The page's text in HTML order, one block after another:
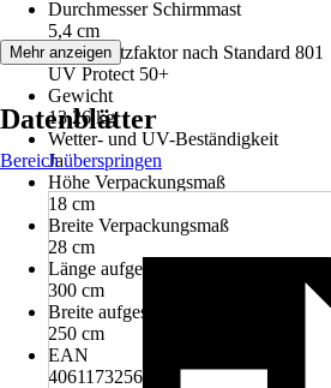
Durchmesser Schirmmast
5,4 cm
UV-Schutzfaktor nach Standard 801
UV Protect 50+
Gewicht
13,26 kg
Wetter- und UV-Beständigkeit
Ja
Höhe Verpackungsmaß
18 cm
Breite Verpackungsmaß
28 cm
Länge aufgespannter Schirm
300 cm
Breite aufgespannter Schirm
250 cm
EAN
4061173256126
Mehr anzeigen
Datenblätter
Bereich überspringen